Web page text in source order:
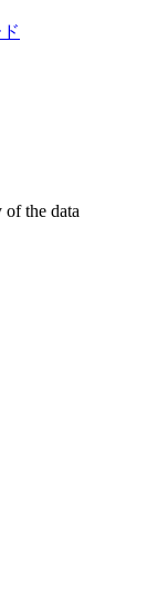
of the data